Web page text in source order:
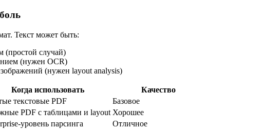
Текст может быть:
(простой случай)
(нужен OCR)
(нужен layout analysis)
Когда использовать
Качество
текстовые PDF
Базовое
PDF с таблицами и layout Хорошее
уровень парсинга
Отличное